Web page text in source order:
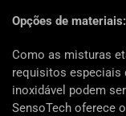
Opções de materiais:
Como as misturas
requisitos especiais
inoxidável podem
SensoTech oferece